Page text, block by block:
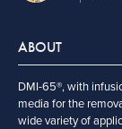
ABOUT
DMI-65®, with
media for the
wide variety of